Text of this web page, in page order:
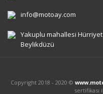
info@motoay.com
Yakuplu mahallesi
Beylikdüzü
Copyright 2018 - 2020 ©
sertifikası